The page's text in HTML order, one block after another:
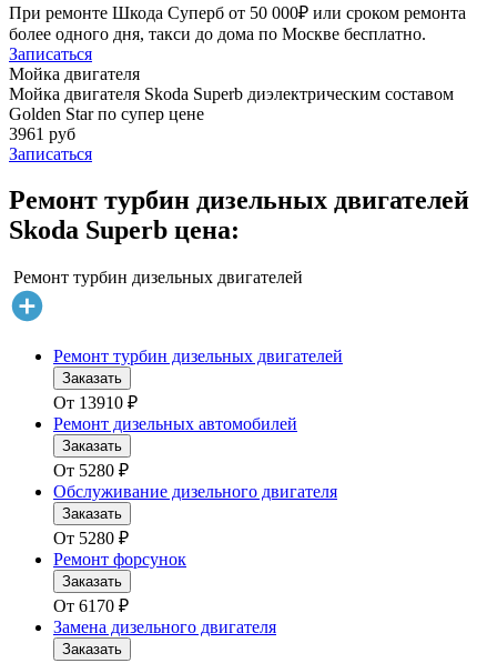
При ремонте Шкода Суперб от 50 000₽ или сроком ремонта
более одного дня, такси до дома по Москве бесплатно.
Записаться
Мойка двигателя
Мойка двигателя Skoda Superb диэлектрическим составом
Golden Star по супер цене
3961 руб
Записаться
Ремонт турбин дизельных двигателей
Skoda Superb цена:
Ремонт турбин дизельных двигателей
Ремонт турбин дизельных двигателей
Заказать
От 13910 ₽
Ремонт дизельных автомобилей
Заказать
От 5280 ₽
Обслуживание дизельного двигателя
Заказать
От 5280 ₽
Ремонт форсунок
Заказать
От 6170 ₽
Замена дизельного двигателя
Заказать